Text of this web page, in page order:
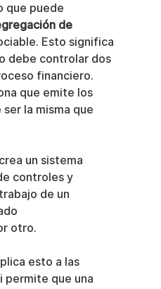
que puede
de
Esto significa
debe controlar dos
financiero.
que emite los
la misma que
un sistema
controles y
de un
otro.
esto a las
permite que una